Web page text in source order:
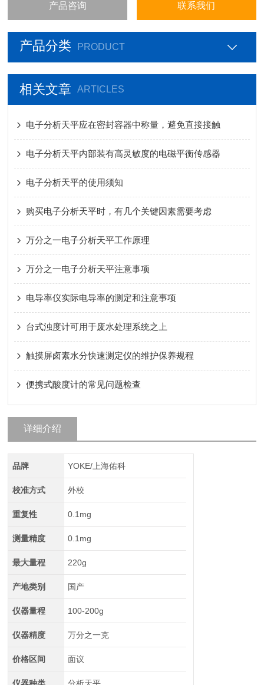
产品咨询 联系我们
产品分类 PRODUCT
相关文章 ARTICLES
电子分析天平应在密封容器中称量，避免直接接触
电子分析天平内部装有高灵敏度的电磁平衡传感器
电子分析天平的使用须知
购买电子分析天平时，有几个关键因素需要考虑
万分之一电子分析天平工作原理
万分之一电子分析天平注意事项
电导率仪实际电导率的测定和注意事项
台式浊度计可用于废水处理系统之上
触摸屏卤素水分快速测定仪的维护保养规程
便携式酸度计的常见问题检查
详细介绍
品牌 YOKE/上海佑科
校准方式 外校
重复性 0.1mg
测量精度 0.1mg
最大量程 220g
产地类别 国产
仪器量程 100-200g
仪器精度 万分之一克
价格区间 面议